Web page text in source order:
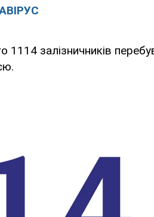
1114 залізничників